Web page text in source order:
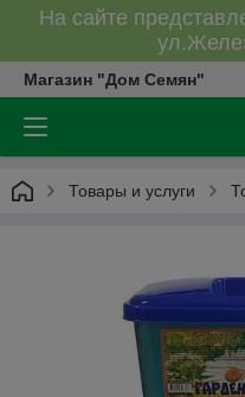
На сайте
Магазин "Дом Семян"
Товары и услуги